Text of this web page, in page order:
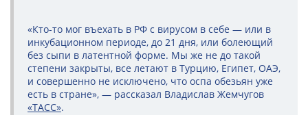
«Кто-то мог въехать в РФ с вирусом в себе — или в
инкубационном периоде, до 21 дня, или болеющий
без сыпи в латентной форме. Мы же не до такой
степени закрыты, все летают в Турцию, Египет, ОАЭ,
и совершенно не исключено, что оспа обезьян уже
есть в стране», — рассказал Владислав Жемчугов
«ТАСС».